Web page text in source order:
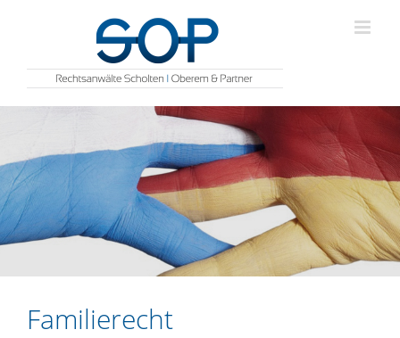
Familierecht